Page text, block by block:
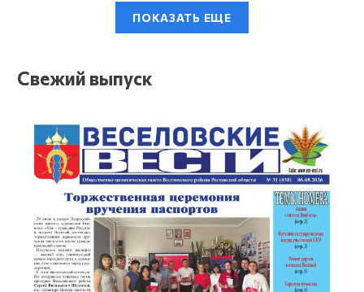
ПОКАЗАТЬ ЕЩЕ
Свежий выпуск